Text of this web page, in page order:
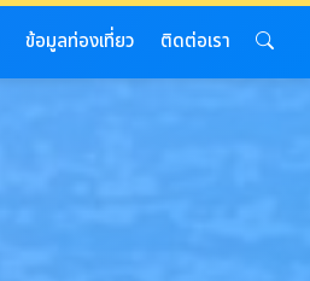
ข้อมูลท่องเที่ยว ติดต่อเรา